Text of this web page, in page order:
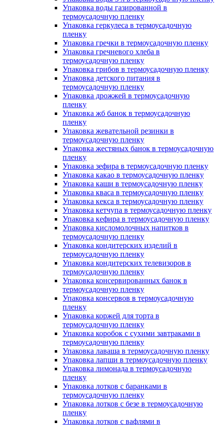
Упаковка воды газированной в
термоусадочную пленку
Упаковка геркулеса в термоусадочную
пленку
Упаковка гречки в термоусадочную пленку
Упаковка гречневого хлеба в
термоусадочную пленку
Упаковка грибов в термоусадочную пленку
Упаковка детского питания в
термоусадочную пленку
Упаковка дрожжей в термоусадочную
пленку
Упаковка жб банок в термоусадочную
пленку
Упаковка жевательной резинки в
термоусадочную пленку
Упаковка жестяных банок в термоусадочную
пленку
Упаковка зефира в термоусадочную пленку
Упаковка какао в термоусадочную пленку
Упаковка каши в термоусадочную пленку
Упаковка кваса в термоусадочную пленку
Упаковка кекса в термоусадочную пленку
Упаковка кетчупа в термоусадочную пленку
Упаковка кефира в термоусадочную пленку
Упаковка кисломолочных напитков в
термоусадочную пленку
Упаковка кондитерских изделий в
термоусадочную пленку
Упаковка кондитерских телевизоров в
термоусадочную пленку
Упаковка консервированных банок в
термоусадочную пленку
Упаковка консервов в термоусадочную
пленку
Упаковка коржей для торта в
термоусадочную пленку
Упаковка коробок с сухими завтраками в
термоусадочную пленку
Упаковка лаваша в термоусадочную пленку
Упаковка лапши в термоусадочную пленку
Упаковка лимонада в термоусадочную
пленку
Упаковка лотков с баранками в
термоусадочную пленку
Упаковка лотков с безе в термоусадочную
пленку
Упаковка лотков с вафлями в